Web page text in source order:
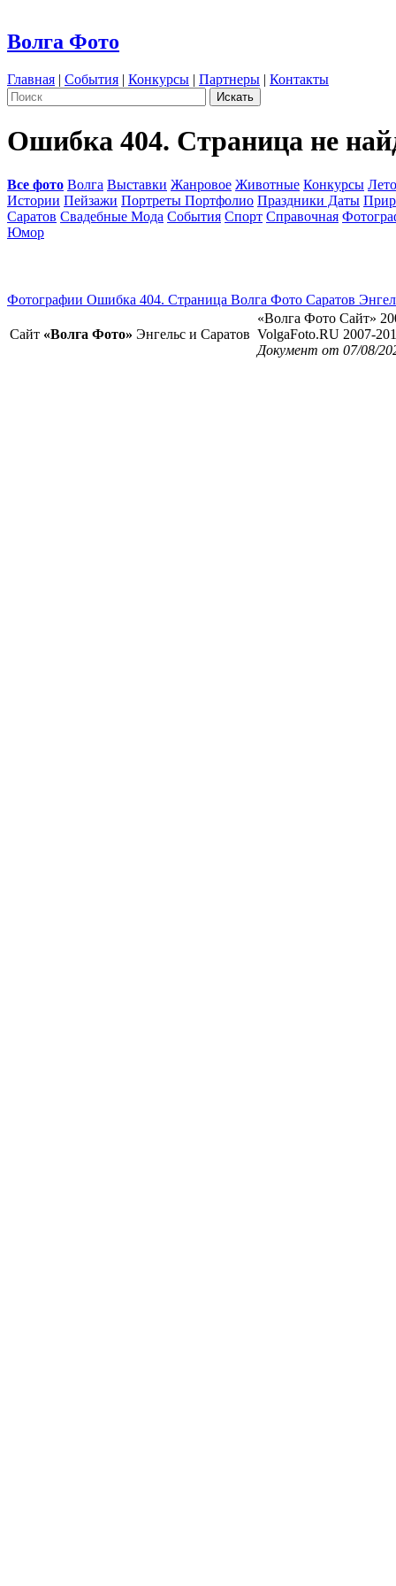
Волга Фото
Главная | События | Конкурсы | Партнеры | Контакты
Ошибка 404. Страница не
Все фото Волга Выставки Жанровое Животные Конкурсы
Истории Пейзажи Портреты Портфолио Праздники Даты
Саратов Свадебные Мода События Спорт Справочная
Юмор
Фотографии Ошибка 404. Страница Волга Фото Саратов
Сайт «Волга Фото» Энгельс и Саратов
«Волга Фото Сайт»
VolgaFoto.RU 2007-
Документ от 07/08/